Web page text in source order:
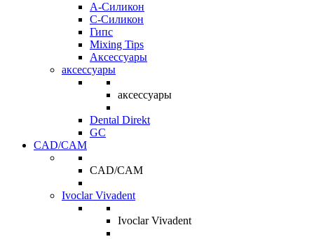
A-Силикон
C-Силикон
Гипс
Mixing Tips
Аксессуары
аксессуары
аксессуары
Dental Direkt
GC
CAD/CAM
CAD/CAM
Ivoclar Vivadent
Ivoclar Vivadent